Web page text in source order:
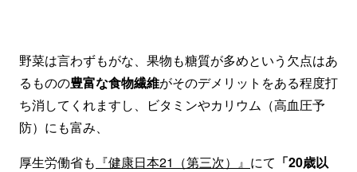
野菜は言わずもがな、果物も糖質が多めという欠点はあ
るものの豊富な食物繊維がそのデメリットをある程度打
ち消してくれますし、ビタミンやカリウム（高血圧予
防）にも富み、
厚生労働省も 『健康日本21（第三次）』 にて 「20歳以